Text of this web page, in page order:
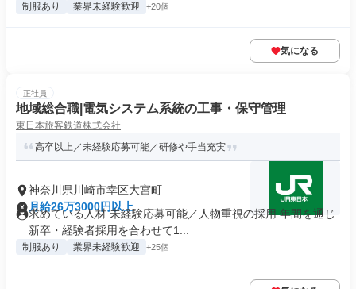
制服あり 業界未経験歓迎 +20個
気になる
正社員
地域総合職|電気システム系統の工事・保守管理
東日本旅客鉄道株式会社
高卒以上／未経験応募可能／研修や手当充実
神奈川県川崎市幸区大宮町
月給26万3000円以上
求めている人材 未経験応募可能／人物重視の採用 年間を通じ
新卒・経験者採用を合わせて1...
制服あり 業界未経験歓迎 +25個